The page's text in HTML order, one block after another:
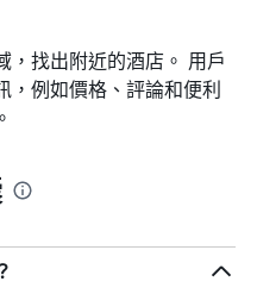
，找出附近的酒店。 用戶
，例如價格、評論和便利